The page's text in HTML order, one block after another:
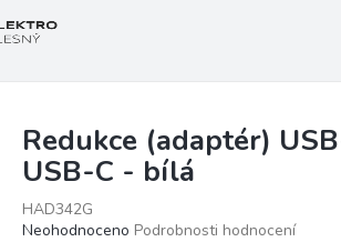
Redukce (adaptér)
USB-C - bílá
HAD342G
Průměrné
Neohodnoceno Podrobnosti hodnocení